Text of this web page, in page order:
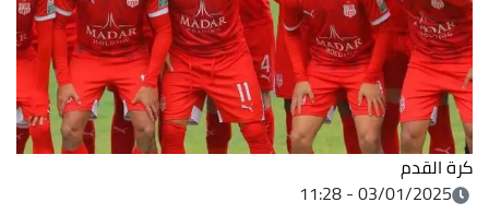
كرة القدم
03/01/2025 - 11:28